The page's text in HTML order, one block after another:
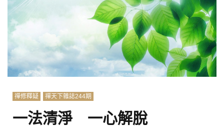
禪修釋疑 禪天下雜誌244期
一法清淨 一心解脫